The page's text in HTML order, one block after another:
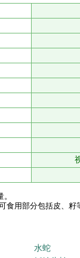
食用部分包括皮、籽
水蛇